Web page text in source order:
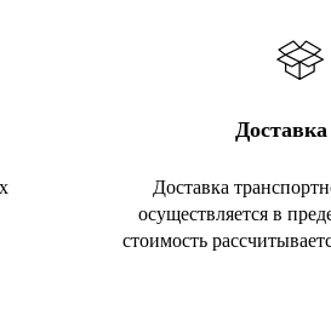
Доставка
осуществляется в
стоимость